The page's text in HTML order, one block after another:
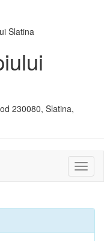
230080, Slatina,
sau